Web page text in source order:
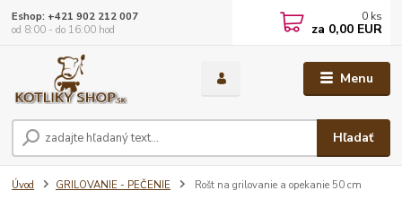
Menu
Hľadať
Eshop: +421 902 212 007
od 8:00 - do 16:00 hod
0 ks
za 0,00 EUR
Úvod GRILOVANIE - PEČENIE Rošt na grilovanie a opekanie 50 cm